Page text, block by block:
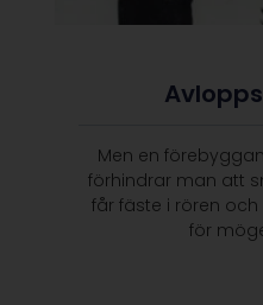
Men en
förhindrar man att
får fäste i rören
för